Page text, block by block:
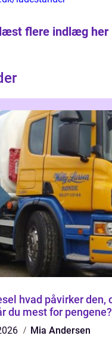
flere indlæg her
og
du mest for pengene?
Mia Andersen